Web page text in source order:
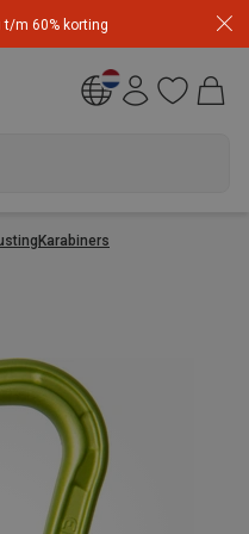
t/m 60% korting
Karabiners